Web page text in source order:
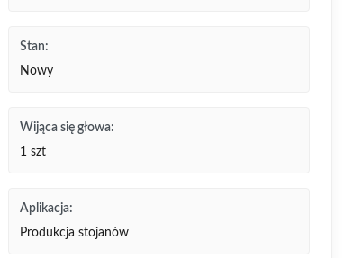
Stan:
Nowy
Wijąca się głowa:
1 szt
Aplikacja:
Produkcja stojanów